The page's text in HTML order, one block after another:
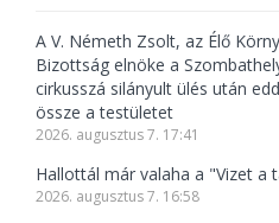
A V. Németh Zsolt, az Élő
Bizottság elnöke a
cirkusszá silányult ülés után
össze a testületet
2026. augusztus 7. 17:41
Hallottál már valaha a "Vizet a
2026. augusztus 7. 16:58